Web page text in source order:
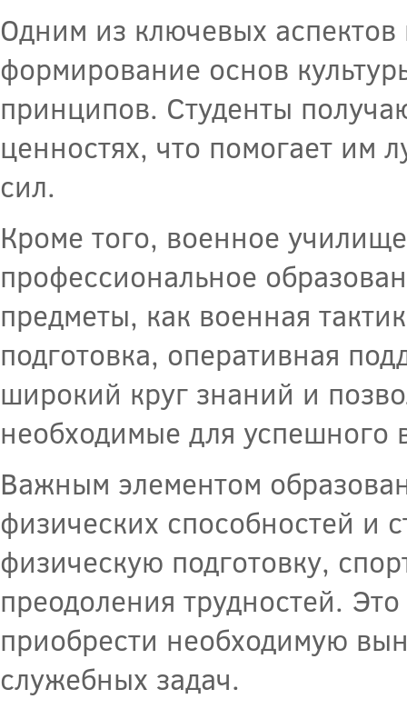
Одним из ключевых
формирование основ
принципов. Студенты
ценностях, что помогает им
сил.
Кроме того, военное
профессиональное
предметы, как военная
подготовка, оперативная
широкий круг знаний и
необходимые для успешного
Важным элементом
физических способностей и
физическую подготовку,
преодоления трудностей.
приобрести необходимую
служебных задач.